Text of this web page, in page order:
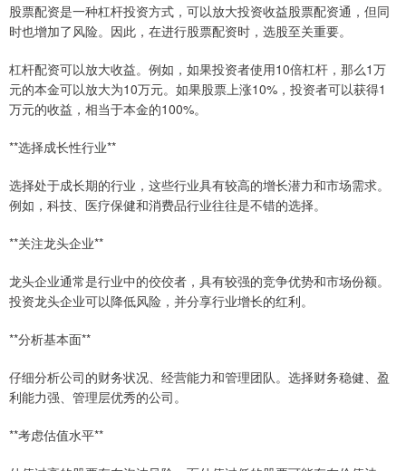
股票配资是一种杠杆投资方式，可以放大投资收益股票配资通，但同
时也增加了风险。因此，在进行股票配资时，选股至关重要。
杠杆配资可以放大收益。例如，如果投资者使用10倍杠杆，那么1万
元的本金可以放大为10万元。如果股票上涨10%，投资者可以获得1
万元的收益，相当于本金的100%。
**选择成长性行业**
选择处于成长期的行业，这些行业具有较高的增长潜力和市场需求。
例如，科技、医疗保健和消费品行业往往是不错的选择。
**关注龙头企业**
龙头企业通常是行业中的佼佼者，具有较强的竞争优势和市场份额。
投资龙头企业可以降低风险，并分享行业增长的红利。
**分析基本面**
仔细分析公司的财务状况、经营能力和管理团队。选择财务稳健、盈
利能力强、管理层优秀的公司。
**考虑估值水平**